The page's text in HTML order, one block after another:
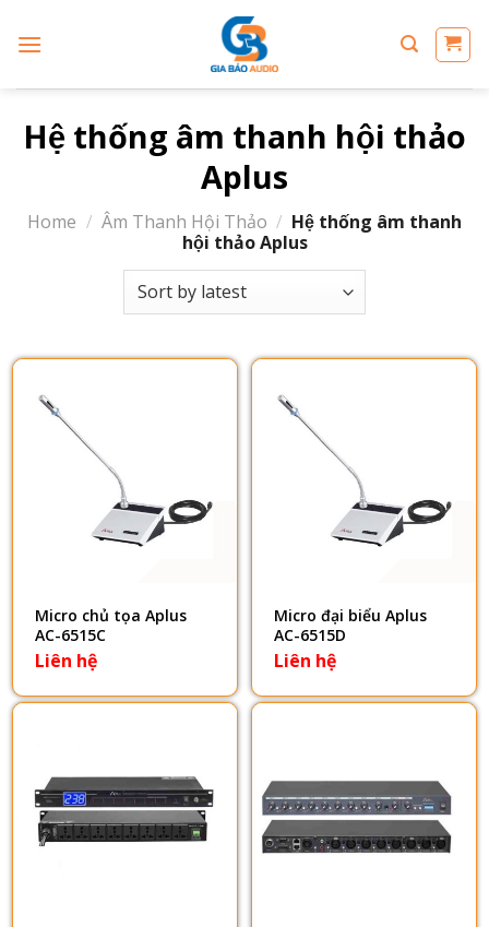
Hệ thống âm thanh hội thảo
Aplus
Home / Âm Thanh Hội Thảo / Hệ thống âm thanh
hội thảo Aplus
Micro chủ tọa Aplus
AC-6515C
Liên hệ
Micro đại biểu Aplus
AC-6515D
Liên hệ